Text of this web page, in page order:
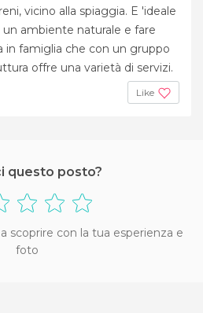
vicino alla spiaggia. E 'ideale
ambiente naturale e fare
in famiglia che con un gruppo
offre una varietà di servizi.
Like
questo posto?
scoprire con la tua esperienza e
foto